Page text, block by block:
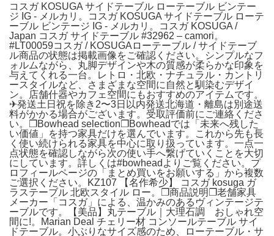
コスガ KOSUGA サイドテーブル ローテーブル ビンテー
ジ IG - メルカリ。コスガ KOSUGA サイドテーブル ローテ
ーブル ビンテージ IG - メルカリ。コスガ KOSUGA /
Japan コスガ サイドテーブル #32962 – camori。
#LT00059コスガ / KOSUGAローテーブル / サイドテーブ
ル商品の状態は掲載画像をご確認ください。シンプルなフ
ォルムながら、丸脚デザインや木の質感が柔らかな印象を
与えてくれる一台。レトロ・北欧・ナチュラル・カントリ
ースタイルなど、さまざまな空間に自然と馴染むデザイ
ン。店舗什器やカフェ空間にもおすすめのアイテムです。
✈発送土日祝を除き2〜3日以内発送北海道・離島は別途送
料がかかる場合がございます。受取評価前にご連絡くださ
い。❐Bowhead selection❐Bowheadでは「未来へ残した
い価値」を持つ家具だけを選んでいます。これから先も長
く使い続けられる家具を中心に取り扱っています。一点一
点状態を確認しながら次の使い手へ繋げていくことを大切
にしています。詳しくは#bowheadよりご覧ください。プ
ロフィールページの「まとめ買いをお願いする」から複数
ご選択ください。KZ107 【名作希少】 コスガ kosuga ガ
ラステーブル 北欧スタイル ロー。❐商品説明❐老舗家具
メーカー「コスガ」による、温かみのあるヴィンテージテ
ーブルです。【美品】丸テーブル｜大理石調 おしゃれ空
間に!。Marian Deal チェリー材 コンソールテーブル サイ
ドテーブル。小ぶりなサイズ感のため、ローテーブル・サ